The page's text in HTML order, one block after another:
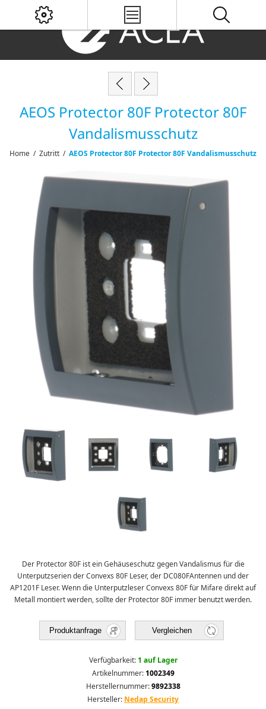
AEOS Protector 80F Protector 80F
Vandalismusschutz
Home / Zutritt / AEOS Protector 80F Protector 80F Vandalismusschutz
Der Protector 80F ist ein Gehäuseschutz gegen Vandalismus für die
Unterputzserien der Convexs 80F Leser, der DC080FAntennen und der
AP1201F Leser. Wenn die Unterputzleser Convexs 80F für Mifare direkt auf
Metall montiert werden, sollte der Protector 80F immer benutzt werden.
Produktanfrage Vergleichen
Verfügbarkeit: 1 auf Lager
Artikelnummer: 1002349
Herstellernummer: 9892338
Hersteller: Nedap Security